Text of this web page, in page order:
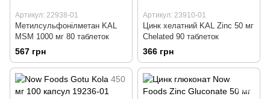
Артикул: 22938-01
Метилсульфонілметан KAL
MSM 1000 мг 80 таблеток
567 грн
Артикул: 23910-01
Цинк хелатний KAL Zinc 50 мг
Chelated 90 таблеток
366 грн